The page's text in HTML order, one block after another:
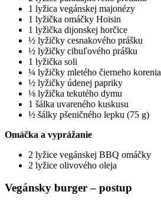
1 lyžica vegánskej majonézy
1 lyžička omáčky Hoisin
1 lyžička dijonskej horčice
½ lyžičky cesnakového prášku
½ lyžičky cibuľového prášku
1 lyžička soli
¼ lyžičky mletého čierneho korenia
½ lyžičky údenej papriky
⅛ lyžička tekutého dymu
1 šálka uvareného kuskusu
½ šálky pšeničného lepku (75 g)
Omáčka a vyprážanie
2 lyžice vegánskej BBQ omáčky
2 lyžice olivového oleja
Vegánsky burger – postup